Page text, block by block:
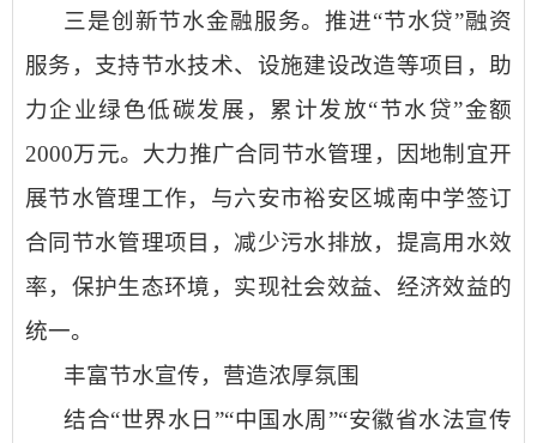
三是创新节水金融服务。推进“节水贷”融资
服务，支持节水技术、设施建设改造等项目，助
力企业绿色低碳发展，累计发放“节水贷”金额
2000万元。大力推广合同节水管理，因地制宜开
展节水管理工作，与六安市裕安区城南中学签订
合同节水管理项目，减少污水排放，提高用水效
率，保护生态环境，实现社会效益、经济效益的
统一。
丰富节水宣传，营造浓厚氛围
结合“世界水日”“中国水周”“安徽省水法宣传